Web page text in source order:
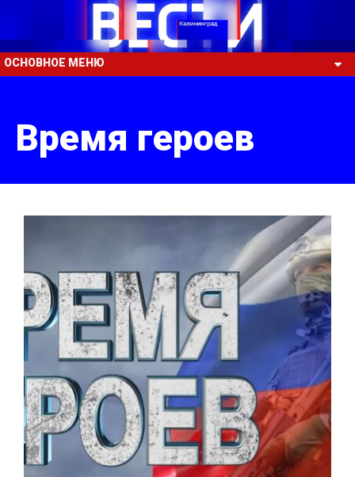
ОСНОВНОЕ МЕНЮ
Время героев